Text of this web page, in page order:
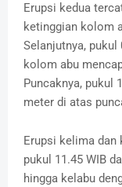
Erupsi kedua
ketinggian kolom
Selanjutnya, pukul
kolom abu
Puncaknya, pukul
meter di atas
Erupsi kelima dan
pukul 11.45 WIB
hingga kelabu